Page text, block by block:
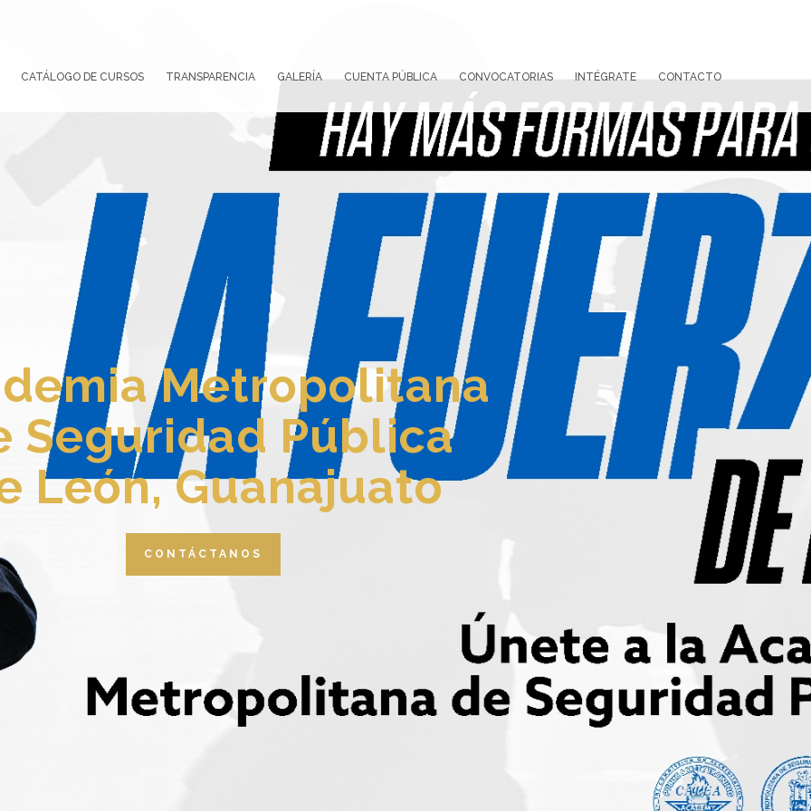
CATÁLOGO DE CURSOS TRANSPARENCIA GALERÍA CUENTA PÚBLICA CONVOCATORIAS INTÉGRATE CONTACTO
Metropolitana
Seguridad Pública
León, Guanajuato
CONTÁCTANOS